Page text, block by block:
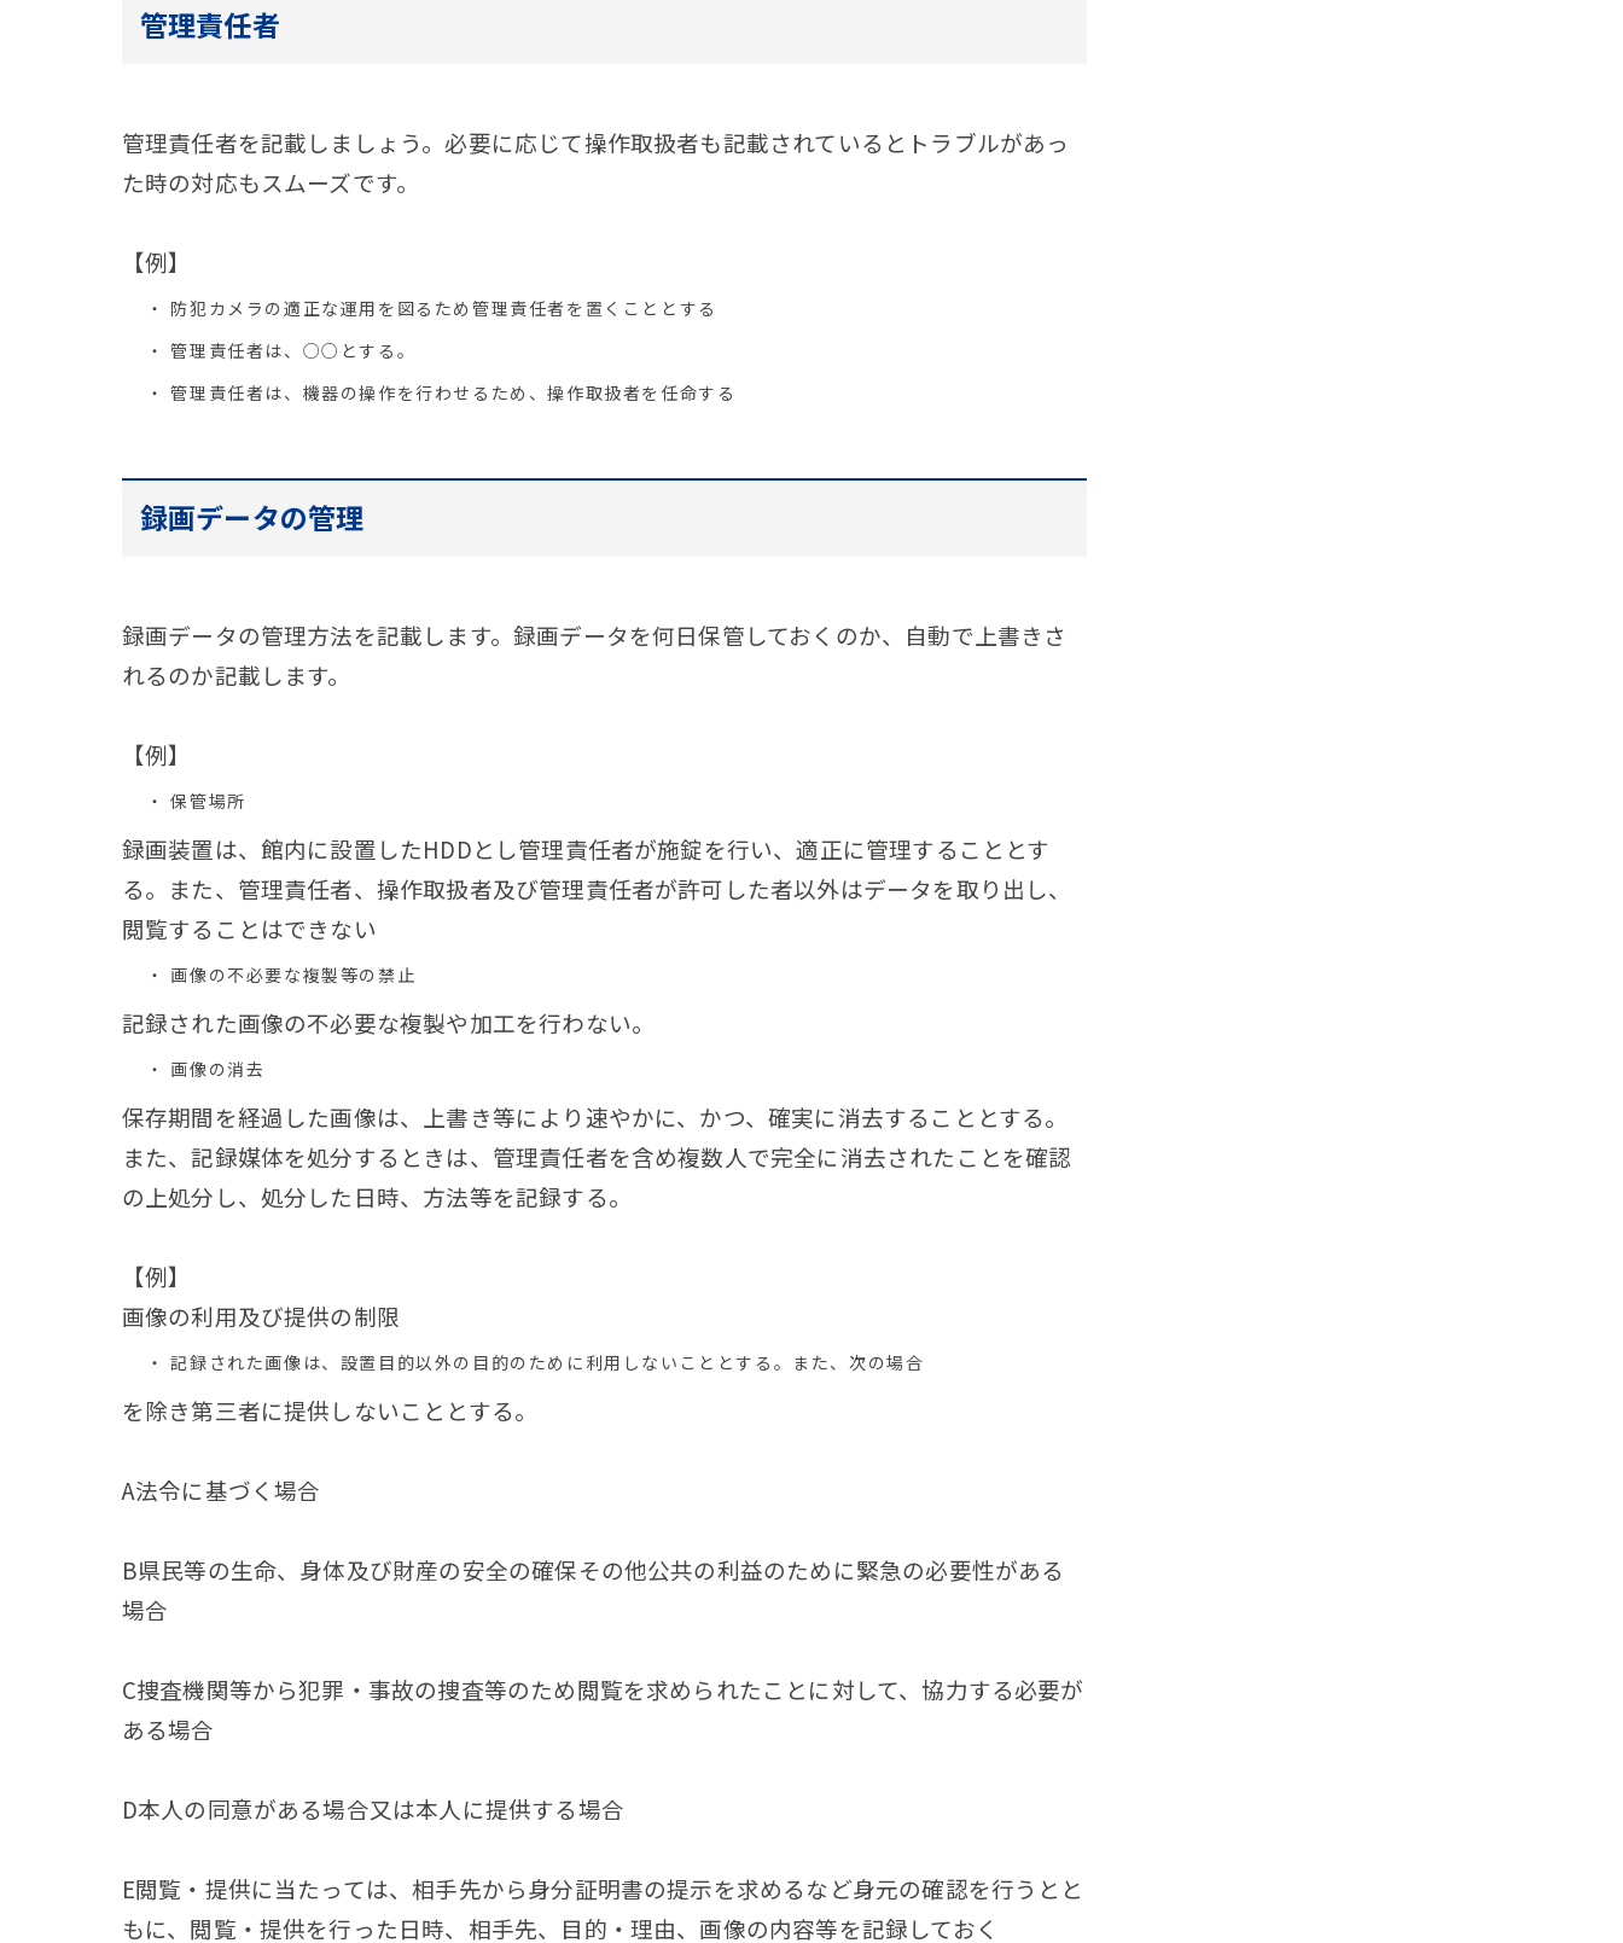
管理責任者
管理責任者を記載しましょう。必要に応じて操作取扱者も記載されているとトラブルがあっ
た時の対応もスムーズです。
【例】
防犯カメラの適正な運用を図るため管理責任者を置くこととする
管理責任者は、○○とする。
管理責任者は、機器の操作を行わせるため、操作取扱者を任命する
録画データの管理
録画データの管理方法を記載します。録画データを何日保管しておくのか、自動で上書きさ
れるのか記載します。
【例】
保管場所
録画装置は、館内に設置したHDDとし管理責任者が施錠を行い、適正に管理することとす
る。また、管理責任者、操作取扱者及び管理責任者が許可した者以外はデータを取り出し、
閲覧することはできない
画像の不必要な複製等の禁止
記録された画像の不必要な複製や加工を行わない。
画像の消去
保存期間を経過した画像は、上書き等により速やかに、かつ、確実に消去することとする。
また、記録媒体を処分するときは、管理責任者を含め複数人で完全に消去されたことを確認
の上処分し、処分した日時、方法等を記録する。
【例】
画像の利用及び提供の制限
記録された画像は、設置目的以外の目的のために利用しないこととする。また、次の場合
を除き第三者に提供しないこととする。
A法令に基づく場合
B県民等の生命、身体及び財産の安全の確保その他公共の利益のために緊急の必要性がある
場合
C捜査機関等から犯罪・事故の捜査等のため閲覧を求められたことに対して、協力する必要が
ある場合
D本人の同意がある場合又は本人に提供する場合
E閲覧・提供に当たっては、相手先から身分証明書の提示を求めるなど身元の確認を行うとと
もに、閲覧・提供を行った日時、相手先、目的・理由、画像の内容等を記録しておく